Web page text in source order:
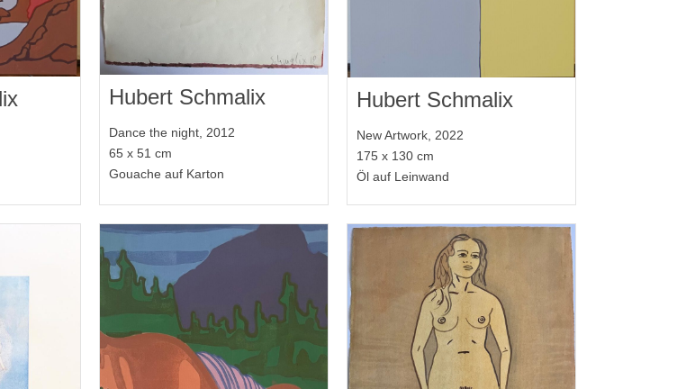
Hubert Schmalix
Dance the night, 2012
65 x 51 cm
Gouache auf Karton
Hubert Schmalix
New Artwork, 2022
175 x 130 cm
Öl auf Leinwand